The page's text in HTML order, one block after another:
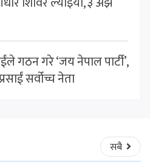
गठन गरे ‘जय नेपाल पार्टी’,
सर्वोच्च नेता
सबै